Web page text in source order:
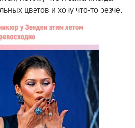
цветов и хочу что-то резче.